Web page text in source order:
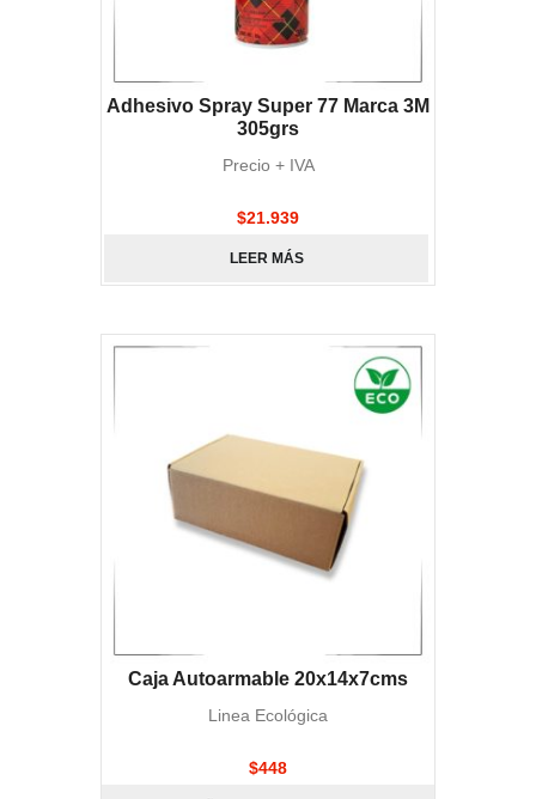
Adhesivo Spray Super 77 Marca 3M
305grs
Precio + IVA
$21.939
LEER MÁS
Caja Autoarmable 20x14x7cms
Linea Ecológica
$448